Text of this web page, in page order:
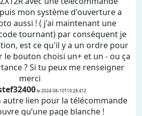
mon système d'ouverture a
aussi ! ( j'ai maintenant une
tournant) par conséquent je
est ce qu'il y a un ordre pour
le bouton choisi un+ et un - ou ça
? Si tu peux me renseigner
merci
le 2024-08-10T19:28:41Z
autre lien pour la télécommande
qu’une page blanche !